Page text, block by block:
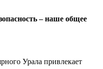
– наше общее
Урала привлекает